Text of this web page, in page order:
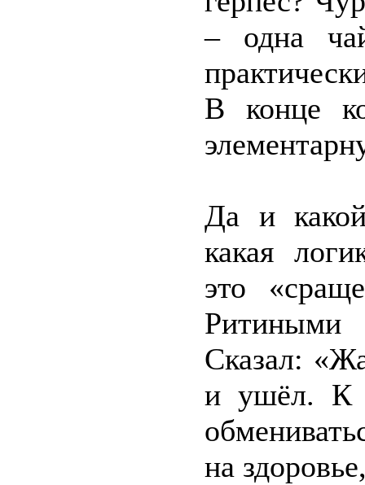
– одна
В конце
Да и
какая
это
Сказал:
и ушёл. К
на